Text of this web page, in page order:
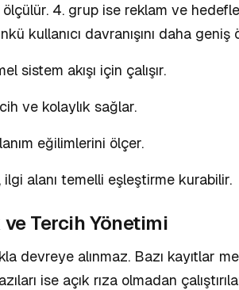
4. grup ise reklam ve
kullanıcı davranışını daha
sistem akışı için çalışır.
ve kolaylık sağlar.
eğilimlerini ölçer.
alanı temelli eşleştirme kurabilir.
Tercih Yönetimi
devreye alınmaz. Bazı kayıtlar
ise açık rıza olmadan